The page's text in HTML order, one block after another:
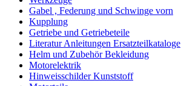
Gabel , Federung und Schwinge vorn
Kupplung
Getriebe und Getriebeteile
Literatur Anleitungen Ersatzteilkataloge
Helm und Zubehör Bekleidung
Motorelektrik
Hinweisschilder Kunststoff